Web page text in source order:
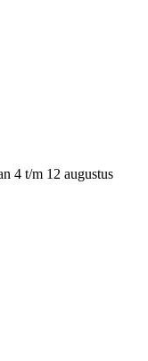
4 t/m 12 augustus